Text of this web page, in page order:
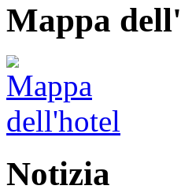
Mappa
Notizia